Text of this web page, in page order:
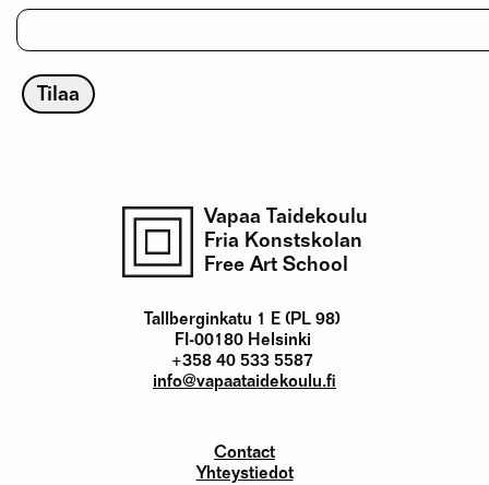
Vapaa Taidekoulu
Fria Konstskolan
Free Art School
Tallberginkatu 1 E (PL 98)
FI-00180 Helsinki
+358 40 533 5587
info@vapaataidekoulu.fi
Contact
Yhteystiedot